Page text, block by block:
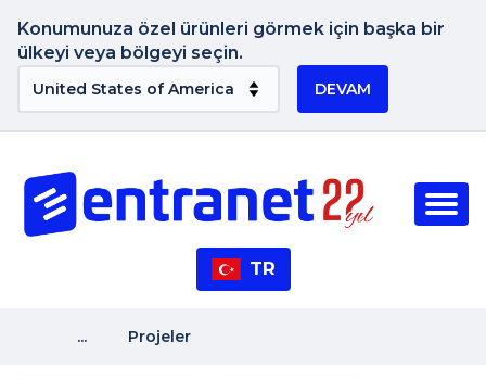
Konumunuza özel ürünleri görmek için başka bir
ülkeyi veya bölgeyi seçin.
DEVAM
TR
... Projeler